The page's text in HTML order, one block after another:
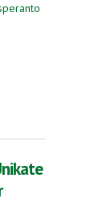
EU durch